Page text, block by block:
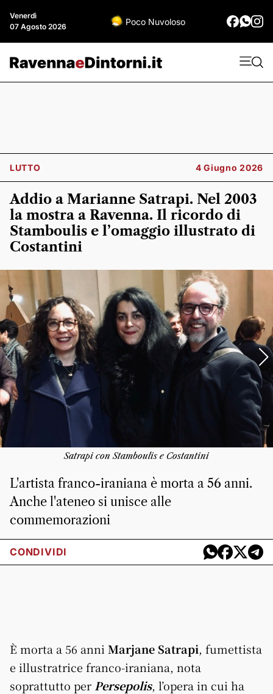
Venerdì
07 Agosto 2026
Poco Nuvoloso
LUTTO 4 Giugno 2026
Addio a Marianne Satrapi. Nel 2003
la mostra a Ravenna. Il ricordo di
Stamboulis e l’omaggio illustrato di
Costantini
Satrapi con Stamboulis e Costantini
L'artista franco-iraniana è morta a 56 anni.
Anche l'ateneo si unisce alle
commemorazioni
CONDIVIDI
È morta a 56 anni Marjane Satrapi, fumettista
e illustratrice franco-iraniana, nota
soprattutto per Persepolis, l’opera in cui ha